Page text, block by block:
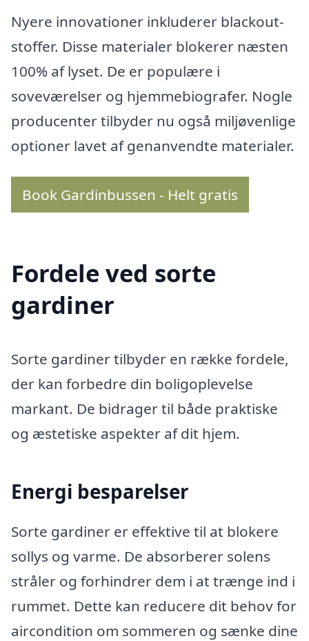
Nyere innovationer inkluderer blackout-
stoffer. Disse materialer blokerer næsten
100% af lyset. De er populære i
soveværelser og hjemmebiografer. Nogle
producenter tilbyder nu også miljøvenlige
optioner lavet af genanvendte materialer.
Book Gardinbussen - Helt gratis
Fordele ved sorte
gardiner
Sorte gardiner tilbyder en række fordele,
der kan forbedre din boligoplevelse
markant. De bidrager til både praktiske
og æstetiske aspekter af dit hjem.
Energi besparelser
Sorte gardiner er effektive til at blokere
sollys og varme. De absorberer solens
stråler og forhindrer dem i at trænge ind i
rummet. Dette kan reducere dit behov for
aircondition om sommeren og sænke dine